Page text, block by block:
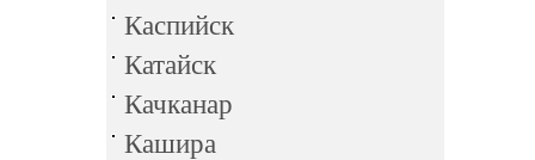
Каспийск
Катайск
Качканар
Кашира